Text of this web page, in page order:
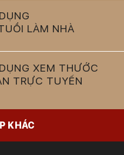
LÀM NHÀ
XEM THƯỚC
TRỰC TUYẾN
KHÁC